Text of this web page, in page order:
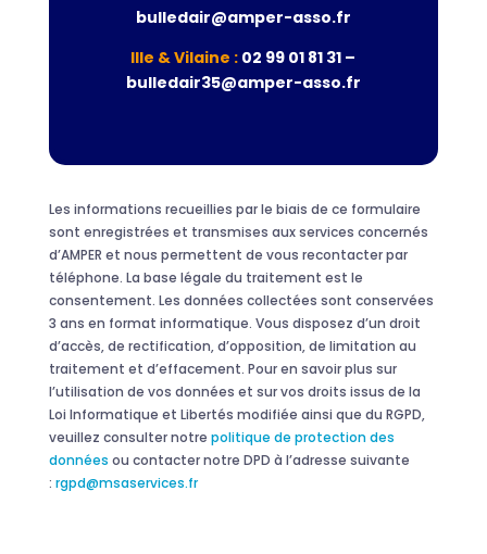
bulledair@amper-asso.fr
Ille & Vilaine : 02 99 01 81 31 –
bulledair35@amper-asso.fr
Les informations recueillies par le biais de ce formulaire
sont enregistrées et transmises aux services concernés
d’AMPER et nous permettent de vous recontacter par
téléphone. La base légale du traitement est le
consentement. Les données collectées sont conservées
3 ans en format informatique. Vous disposez d’un droit
d’accès, de rectification, d’opposition, de limitation au
traitement et d’effacement. Pour en savoir plus sur
l’utilisation de vos données et sur vos droits issus de la
Loi Informatique et Libertés modifiée ainsi que du RGPD,
veuillez consulter notre politique de protection des
données ou contacter notre DPD à l’adresse suivante
: rgpd@msaservices.fr